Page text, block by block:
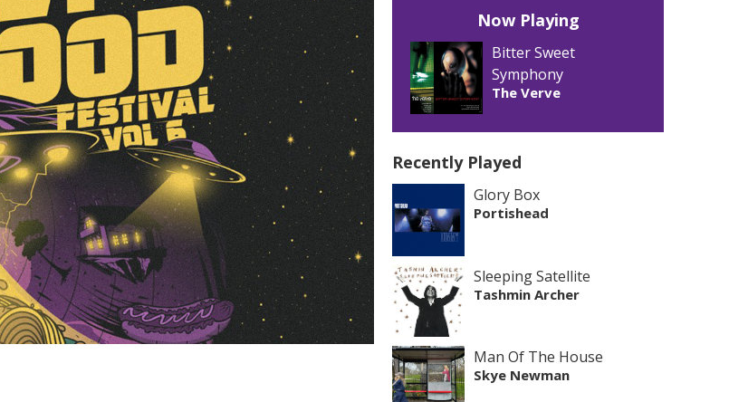
Now Playing
Bitter Sweet
Symphony
The Verve
Recently Played
Glory Box
Portishead
Sleeping Satellite
Tashmin Archer
Man Of The House
Skye Newman